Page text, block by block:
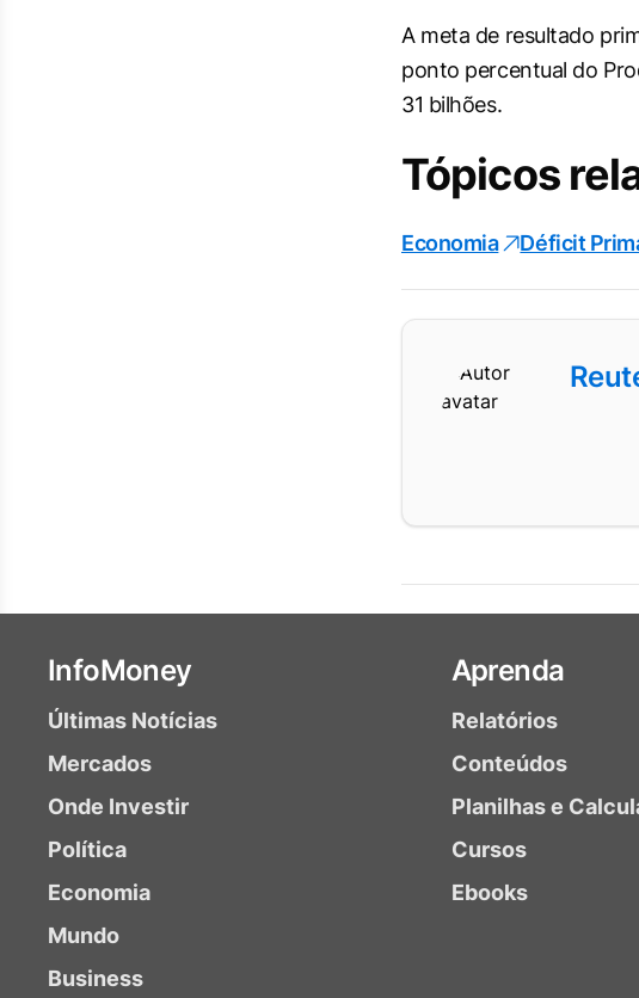
A meta de resultado
ponto percentual do
31 bilhões.
Tópicos
Economia Déficit
InfoMoney
Últimas Notícias
Mercados
Onde Investir
Política
Economia
Mundo
Business
Aprenda
Relatórios
Conteúdos
Planilhas e
Cursos
Ebooks